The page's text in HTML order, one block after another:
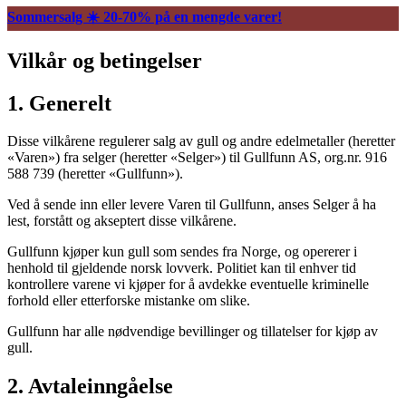
Sommersalg ☀️ 20-70% på en mengde varer!
Vilkår og betingelser
1. Generelt
Disse vilkårene regulerer salg av gull og andre edelmetaller (heretter
«Varen») fra selger (heretter «Selger») til Gullfunn AS, org.nr. 916
588 739 (heretter «Gullfunn»).
Ved å sende inn eller levere Varen til Gullfunn, anses Selger å ha
lest, forstått og akseptert disse vilkårene.
Gullfunn kjøper kun gull som sendes fra Norge, og opererer i
henhold til gjeldende norsk lovverk. Politiet kan til enhver tid
kontrollere varene vi kjøper for å avdekke eventuelle kriminelle
forhold eller etterforske mistanke om slike.
Gullfunn har alle nødvendige bevillinger og tillatelser for kjøp av
gull.
2. Avtaleinngåelse